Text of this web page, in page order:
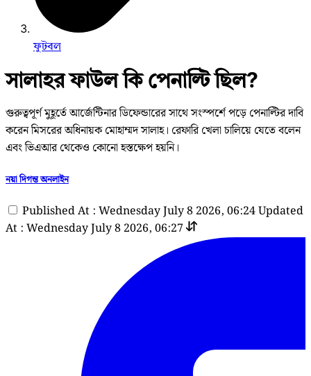
ফুটবল
সালাহর ফাউল কি পেনাল্টি ছিল?
গুরুত্বপূর্ণ মুহূর্তে আর্জেন্টিনার ডিফেন্ডারের সাথে সংস্পর্শে পড়ে পেনাল্টির দাবি
করেন মিসরের অধিনায়ক মোহাম্মদ সালাহ। রেফারি খেলা চালিয়ে যেতে বলেন
এবং ভিএআর থেকেও কোনো হস্তক্ষেপ হয়নি।
নয়া দিগন্ত অনলাইন
Published At : Wednesday July 8 2026, 06:24Updated
At : Wednesday July 8 2026, 06:27